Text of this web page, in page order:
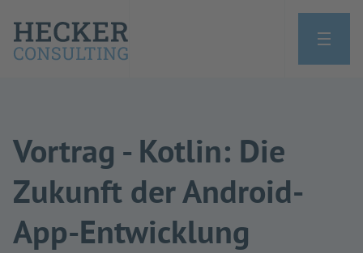
Vortrag - Kotlin: Die
Zukunft der Android-
App-Entwicklung